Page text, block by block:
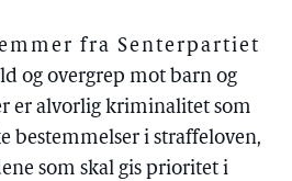
fra Senterpartiet
og overgrep mot barn og
er alvorlig kriminalitet som
bestemmelser i straffeloven,
som skal gis prioritet i